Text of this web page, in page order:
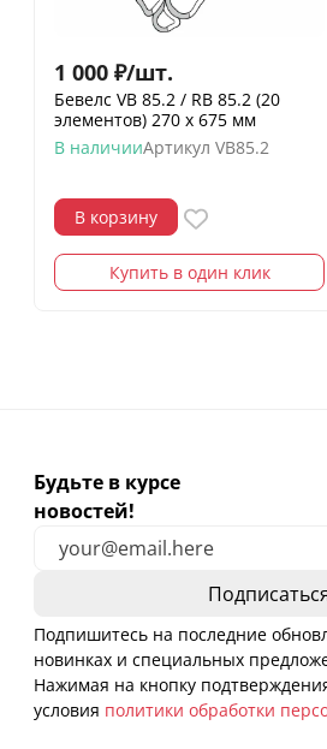
1 000 ₽/шт.
Бевелс VB 85.2 / RB 85.2 (20
элементов) 270 х 675 мм
В наличииАртикул VB85.2
В корзину
Купить в один клик
Будьте в курсе
новостей!
Подпишитесь на последние
новинках и специальных
Нажимая на кнопку
условия политики обработки